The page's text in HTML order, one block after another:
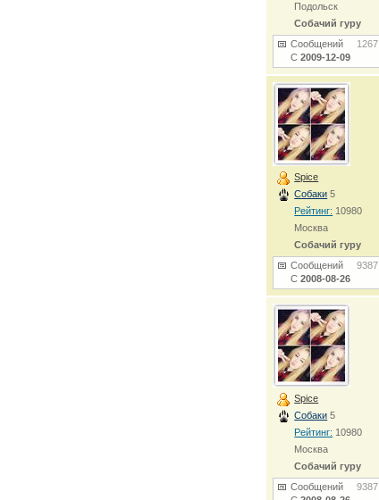
Подольск
Собачий гуру
Сообщений 1267
С2009-12-09
Spice
Собаки 5
Рейтинг: 10980
Москва
Собачий гуру
Сообщений9387
С2008-08-26
Spice
Собаки 5
Рейтинг: 10980
Москва
Собачий гуру
Сообщений9387